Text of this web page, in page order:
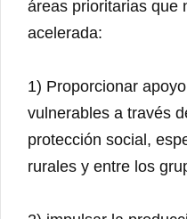
áreas prioritarias que
acelerada:
1) Proporcionar
vulnerables a través
protección social,
rurales y entre los